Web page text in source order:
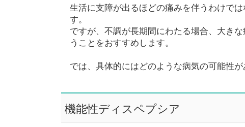
生活に支障が出るほどの痛みを伴うわけで
す。
ですが、不調が長期間にわたる場合、大き
うことをおすすめします。
では、具体的にはどのような病気の可能性が
機能性ディスペプシア